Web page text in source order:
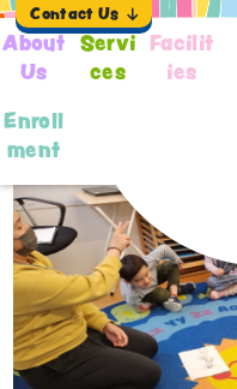
Contact Us
About
Us
Servi
ces
Facilit
ies
Enroll
ment